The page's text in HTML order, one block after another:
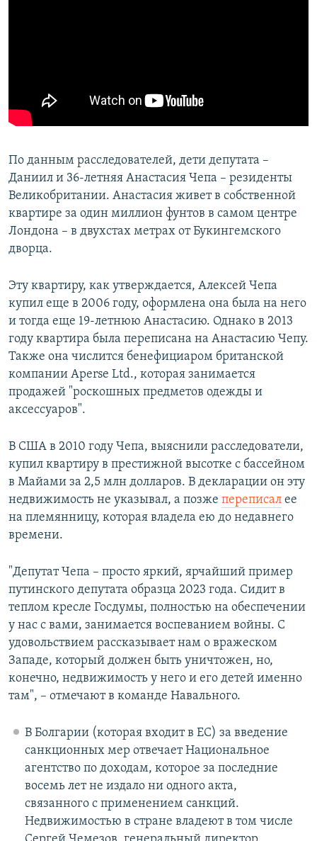
По данным расследователей, дети депутата –
Даниил и 36-летняя Анастасия Чепа – резиденты
Великобритании. Анастасия живет в собственной
квартире за один миллион фунтов в самом центре
Лондона – в двухстах метрах от Букингемского
дворца.
Эту квартиру, как утверждается, Алексей Чепа
купил еще в 2006 году, оформлена она была на него
и тогда еще 19-летнюю Анастасию. Однако в 2013
году квартира была переписана на Анастасию Чепу.
Также она числится бенефициаром британской
компании Aperse Ltd., которая занимается
продажей "роскошных предметов одежды и
аксессуаров".
В США в 2010 году Чепа, выяснили расследователи,
купил квартиру в престижной высотке с бассейном
в Майами за 2,5 млн долларов. В декларации он эту
недвижимость не указывал, а позже переписал ее
на племянницу, которая владела ею до недавнего
времени.
"Депутат Чепа – просто яркий, ярчайший пример
путинского депутата образца 2023 года. Сидит в
теплом кресле Госдумы, полностью на обеспечении
у нас с вами, занимается воспеванием войны. С
удовольствием рассказывает нам о вражеском
Западе, который должен быть уничтожен, но,
конечно, недвижимость у него и его детей именно
там", – отмечают в команде Навального.
В Болгарии (которая входит в ЕС) за введение
санкционных мер отвечает Национальное
агентство по доходам, которое за последние
восемь лет не издало ни одного акта,
связанного с применением санкций.
Недвижимостью в стране владеют в том числе